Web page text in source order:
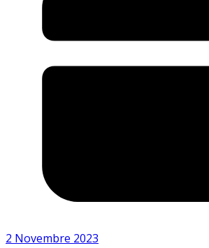
2 Novembre 2023